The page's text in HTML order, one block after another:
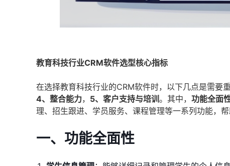
教育科技行业CRM软件选型核心指标
在选择教育科技行业的CRM软件时，以下几点是需要
4、整合能力， 5、客户支持与培训 。其中， 功能全面
理、招生跟进、学员服务、课程管理等一系列功能，
一、功能全面性